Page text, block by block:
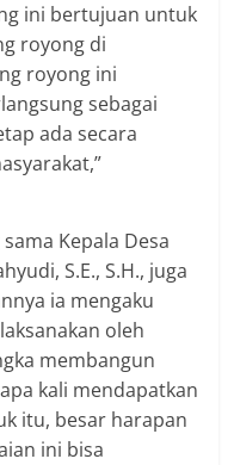
ini bertujuan untuk
royong di
royong ini
sebagai
ada secara
Kepala Desa
S.E., S.H., juga
ia mengaku
oleh
membangun
kali mendapatkan
itu, besar harapan
ini bisa